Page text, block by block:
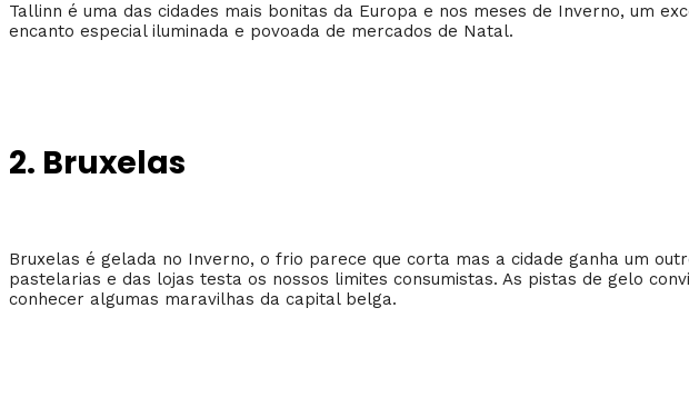
Tallinn é uma das cidades mais bonitas da Europa e nos meses de Inverno, um
encanto especial iluminada e povoada de mercados de Natal.
2. Bruxelas
Bruxelas é gelada no Inverno, o frio parece que corta mas a cidade ganha um
pastelarias e das lojas testa os nossos limites consumistas. As pistas de gelo
conhecer algumas maravilhas da capital belga.